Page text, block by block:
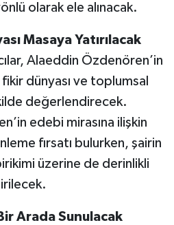
olarak ele alınacak.
Masaya Yatırılacak
Alaeddin Özdenören’in
dünyası ve toplumsal
değerlendirecek.
edebi mirasına ilişkin
fırsatı bulurken, şairin
üzerine de derinlikli
Arada Sunulacak